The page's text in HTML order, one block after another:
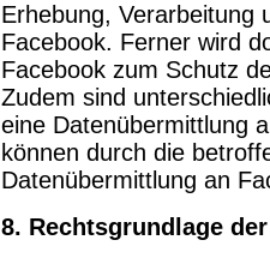
Erhebung, Verarbeitung
Facebook. Ferner wird
Facebook zum Schutz
Zudem sind
eine Datenübermittlung
können durch die
Datenübermittlung an
8. Rechtsgrundlage